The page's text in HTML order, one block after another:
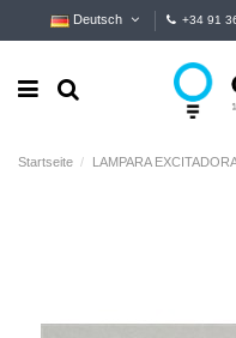
Deutsch +34 91
Startseite LAMPARA